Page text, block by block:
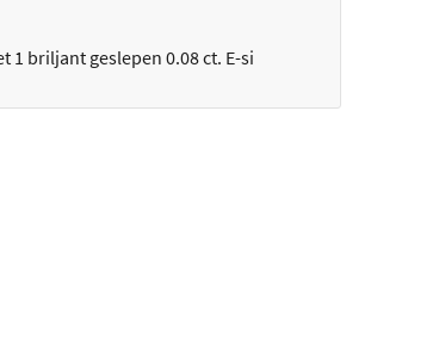
1 briljant geslepen 0.08 ct. E-si